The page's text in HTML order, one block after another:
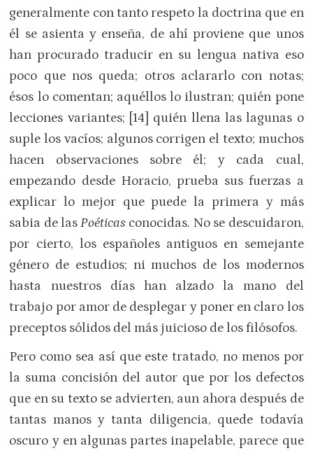
generalmente con tanto respeto la doctrina que en
él se asienta y enseña, de ahí proviene que unos
han procurado traducir en su lengua nativa eso
poco que nos queda; otros aclararlo con notas;
ésos lo comentan; aquéllos lo ilustran; quién pone
lecciones variantes; [14] quién llena las lagunas o
suple los vacíos; algunos corrigen el texto; muchos
hacen observaciones sobre él; y cada cual,
empezando desde Horacio, prueba sus fuerzas a
explicar lo mejor que puede la primera y más
sabia de lasPoéticas conocidas. No se descuidaron,
por cierto, los españoles antiguos en semejante
género de estudios; ni muchos de los modernos
hasta nuestros días han alzado la mano del
trabajo por amor de desplegar y poner en claro los
preceptos sólidos del más juicioso de los filósofos.
Pero como sea así que este tratado, no menos por
la suma concisión del autor que por los defectos
que en su texto se advierten, aun ahora después de
tantas manos y tanta diligencia, quede todavía
oscuro y en algunas partes inapelable, parece que